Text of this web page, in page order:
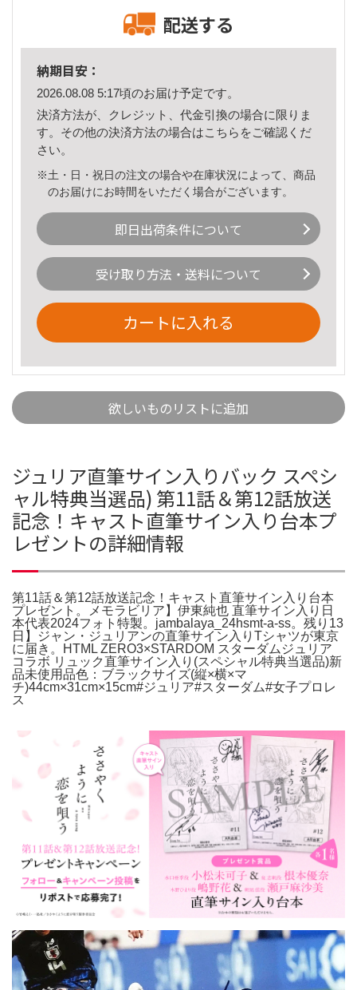
配送する
納期目安：
2026.08.08 5:17頃のお届け予定です。
決済方法が、クレジット、代金引換の場合に限りま
す。その他の決済方法の場合はこちら をご確認くだ
さい。
※土・日・祝日の注文の場合や在庫状況によって、商品
のお届けにお時間をいただく場合がございます。
即日出荷条件について
受け取り方法・送料について
カートに入れる
欲しいものリストに追加
ジュリア直筆サイン入りバック スペシ
ャル特典当選品) 第11話＆第12話放送
記念！キャスト直筆サイン入り台本プ
レゼントの詳細情報
第11話＆第12話放送記念！キャスト直筆サイン入り台本
プレゼント。メモラビリア】伊東純也 直筆サイン入り日
本代表2024フォト特製。jambalaya_24hsmt-a-ss。残り13
日】ジャン・ジュリアンの直筆サイン入りTシャツが東京
に届き。HTML ZERO3×STARDOM スターダムジュリア
コラボ リュック直筆サイン入り(スペシャル特典当選品)新
品未使用品色：ブラックサイズ(縦×横×マ
チ)44cm×31cm×15cm#ジュリア#スターダム#女子プロレ
ス